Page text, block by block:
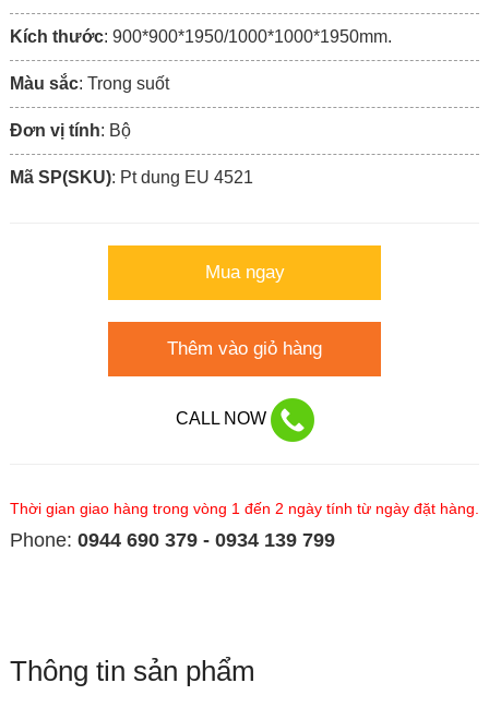
Kích thước: 900*900*1950/1000*1000*1950mm.
Màu sắc: Trong suốt
Đơn vị tính: Bộ
Mã SP(SKU): Pt dung EU 4521
Mua ngay
Thêm vào giỏ hàng
CALL NOW
Thời gian giao hàng trong vòng 1 đến 2 ngày tính từ ngày đặt hàng.
Phone: 0944 690 379 - 0934 139 799
Thông tin sản phẩm